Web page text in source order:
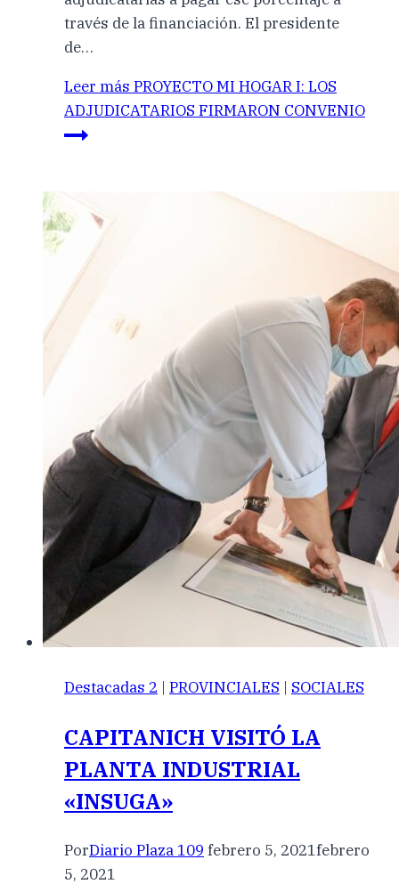
través de la financiación. El presidente
de…
Leer más PROYECTO MI HOGAR I: LOS
ADJUDICATARIOS FIRMARON CONVENIO
Destacadas 2 | PROVINCIALES | SOCIALES
CAPITANICH VISITÓ LA
PLANTA INDUSTRIAL
«INSUGA»
PorDiario Plaza 109 febrero 5, 2021febrero
5, 2021